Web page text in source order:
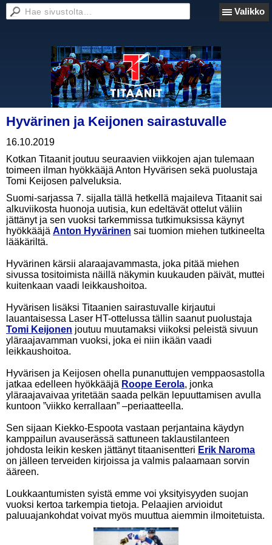
Valikko
Hyvärinen ja Keijonen sairastuvalle
16.10.2019
Kotkan Titaanit joutuu seuraavien viikkojen ajan tulemaan
toimeen ilman hyökkääjä Anton Hyvärisen sekä puolustaja
Tomi Keijosen palveluksia.
Suomi-sarjassa 7. sijalla tällä hetkellä majaileva Titaanit sai
alkuviikosta huonoja uutisia, kun edeltävät ottelut väliin
jättänyt ja sen vuoksi tarkemmissa tutkimuksissa käynyt
hyökkääjä Anton Hyvärinen sai tuomion miehen tutkineelta
lääkäriltä.
Hyvärinen kärsii alaraajavammasta, joka pitää miehen
sivussa tositoimista näillä näkymin kuukauden päivät, muttei
kuitenkaan vaadi leikkaushoitoa.
Hyvärisen lisäksi Titaanien sairastuvalle kirjautui
lauantaisessa Laser HT-ottelussa tällin saanut puolustaja
Tomi Keijonen joutuu muutamaksi viikoksi peleistä sivuun
yläraajavamman vuoksi, joka ei niin ikään vaadi
leikkaushoitoa.
Hyvärisen ja Keijosen ohella punanuttujen vemppaosastolla
jatkaa edelleen hyökkääjä Roope Eerola, jonka
yläraajavaivaa yritetään saada pelkän lepuuttamisen avulla
kuntoon ”viikko kerrallaan” –periaatteella.
Sen sijaan Kiekko-Espoota vastaan perjantaina käydyn
kamppailun avauserässä sattuneen taklaustilanteen
johdosta leikin kesken jättänyt titaanisentteri Erik Naroma
on jälleen terveiden kirjoissa ja valmis palaamaan sorvin
ääreen.
Loukkaantumisten syistä emme voi yksityisyyden suojan
vuoksi kertoa tarkempia tietoja. Pelaajien arvioidut
paluuajankohdat voivat myös muuttua aiemmin ilmoitetuista.